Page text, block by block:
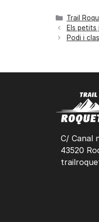
Trail
Els petits
Podi i
C/ Canal
43520